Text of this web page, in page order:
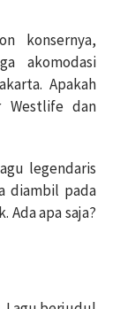
konsernya,
akomodasi
Apakah
Westlife dan
legendaris
diambil pada
Ada apa saja?